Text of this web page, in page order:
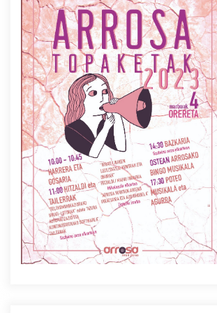
Azaroak 6 Iurretan Arrosa
sarearen IX. topaketak
2021/10/04
Berria egunkarian
elkarrizketa Arrosaren 20
urteez
2021/07/06
Arrosaren laburpen bideoa
Hamaika Telebistaren eskutik
2021/06/30